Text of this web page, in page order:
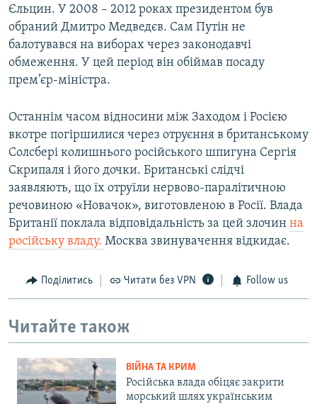
Єльцин. У 2008 – 2012 роках президентом був
обраний Дмитро Медведєв. Сам Путін не
балотувався на виборах через законодавчі
обмеження. У цей період він обіймав посаду
прем’єр-міністра.
Останнім часом відносини між Заходом і Росією
вкотре погіршилися через отруєння в британському
Солсбері колишнього російського шпигуна Сергія
Скрипаля і його дочки. Британські слідчі
заявляють, що їх отруїли нервово-паралітичною
речовиною «Новачок», виготовленою в Росії. Влада
Британії поклала відповідальність за цей злочин на
російську владу. Москва звинувачення відкидає.
Поділитись Читати без VPN Follow us
Читайте також
ВІЙНА ТА КРИМ
Російська влада обіцяє закрити
морський шлях українським